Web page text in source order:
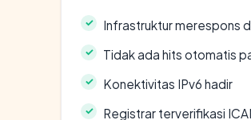
Infrastruktur merespons
Tidak ada hits otomatis
Konektivitas IPv6 hadir
Registrar terverifikasi